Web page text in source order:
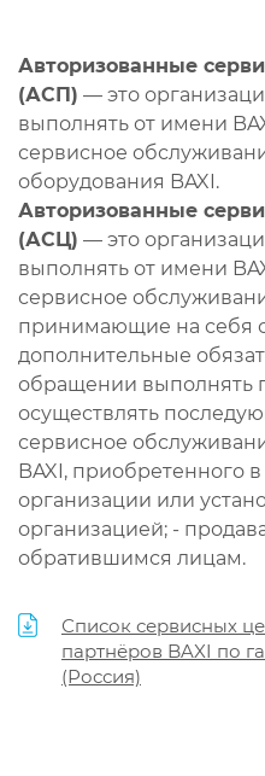
Авторизованные
(АСП) — это
выполнять от имени
сервисное
оборудования BAXI.
Авторизованные
(АСЦ) — это
выполнять от имени
сервисное
принимающие на себя
дополнительные
обращении выполнять
осуществлять
сервисное
BAXI, приобретенного
организации или
организацией; -
обратившимся лицам.
Список сервисных
партнёров BAXI по
(Россия)